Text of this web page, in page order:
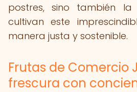
postres, sino también
cultivan este
manera justa y sostenible.
Frutas de Comercio
frescura con